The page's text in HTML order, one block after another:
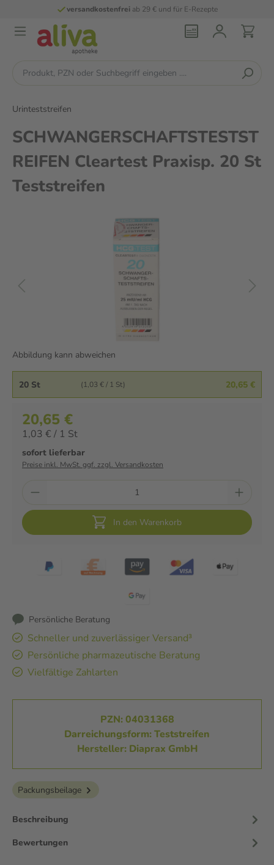
versandkostenfreiab 29 € und für E-Rezepte
Urinteststreifen
SCHWANGERSCHAFTSTESTST
REIFEN Cleartest Praxisp. 20 St
Teststreifen
Abbildung kann abweichen
20 St (1,03 € / 1 St) 20,65 €
20,65 €
1,03 € / 1 St
sofort lieferbar
Preise inkl. MwSt. ggf. zzgl. Versandkosten
In den Warenkorb
Persönliche Beratung
Schneller und zuverlässiger Versand³
Persönliche pharmazeutische Beratung
Vielfältige Zahlarten
PZN: 04031368
Darreichungsform: Teststreifen
Hersteller: Diaprax GmbH
Packungsbeilage
Beschreibung
Bewertungen